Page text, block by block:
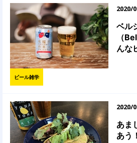
ビール雑学
2020/
ベル
（
んな
2020/
あま
あう